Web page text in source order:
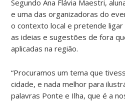
Segundo Ana Flávia Maestri,
e uma das organizadoras do
o contexto local e pretende ligar
as ideias e sugestões de fora
aplicadas na região.
“Procuramos um tema que
cidade, e nada melhor para
palavras Ponte e Ilha, que é a